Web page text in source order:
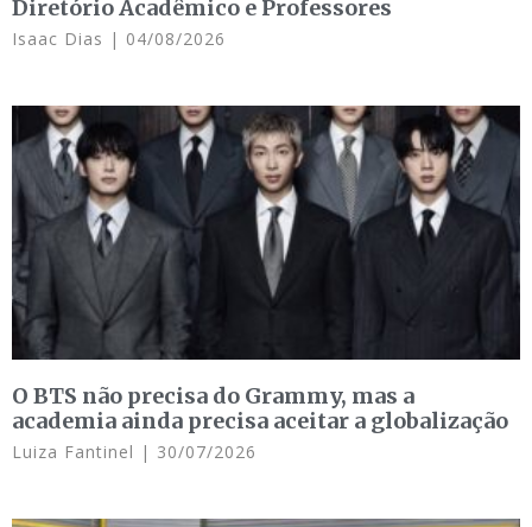
Diretório Acadêmico e Professores
Isaac Dias 04/08/2026
O BTS não precisa do Grammy, mas a
academia ainda precisa aceitar a globalização
Luiza Fantinel 30/07/2026